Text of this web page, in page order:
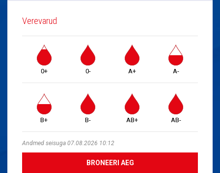
Verevarud
0+ 0- A+ A-
B+ B- AB+ AB-
Andmed seisuga 07.08.2026 10:12
BRONEERI AEG